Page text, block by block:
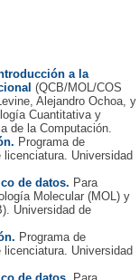
a la
(QCB/MOL/COS
Alejandro Ochoa, y
Cuantitativa y
de la Computación.
Programa de
Universidad
de datos. Para
Molecular (MOL) y
Universidad de
Programa de
Universidad